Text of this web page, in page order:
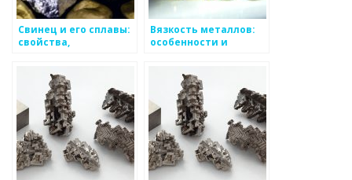
Свинец и его сплавы:
свойства,
Вязкость металлов:
особенности и